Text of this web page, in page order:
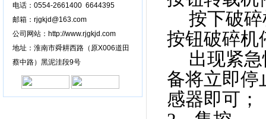
电话：0554-2661400 6644395
邮箱：rjgkjd@163.com
公司网站：http://www.rjgkjd.com
地址：淮南市舜耕西路（原X006道田
蔡中路）黑泥洼段9号
按下破
按钮破碎机
出现紧
备将立即停
感器即可；